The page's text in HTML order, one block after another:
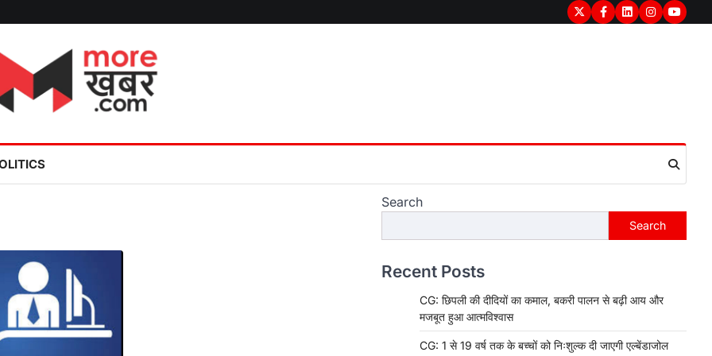
TwitterFacebook
LinkedInInstagram
Search
Search
Recent Posts
CG: छिपली की दीदियों का कमाल, बकरी पालन से बढ़ी आय और
मजबूत हुआ आत्मविश्वास
CG: 1 से 19 वर्ष तक के बच्चों को निःशुल्क दी जाएगी एल्बेंडाजोल